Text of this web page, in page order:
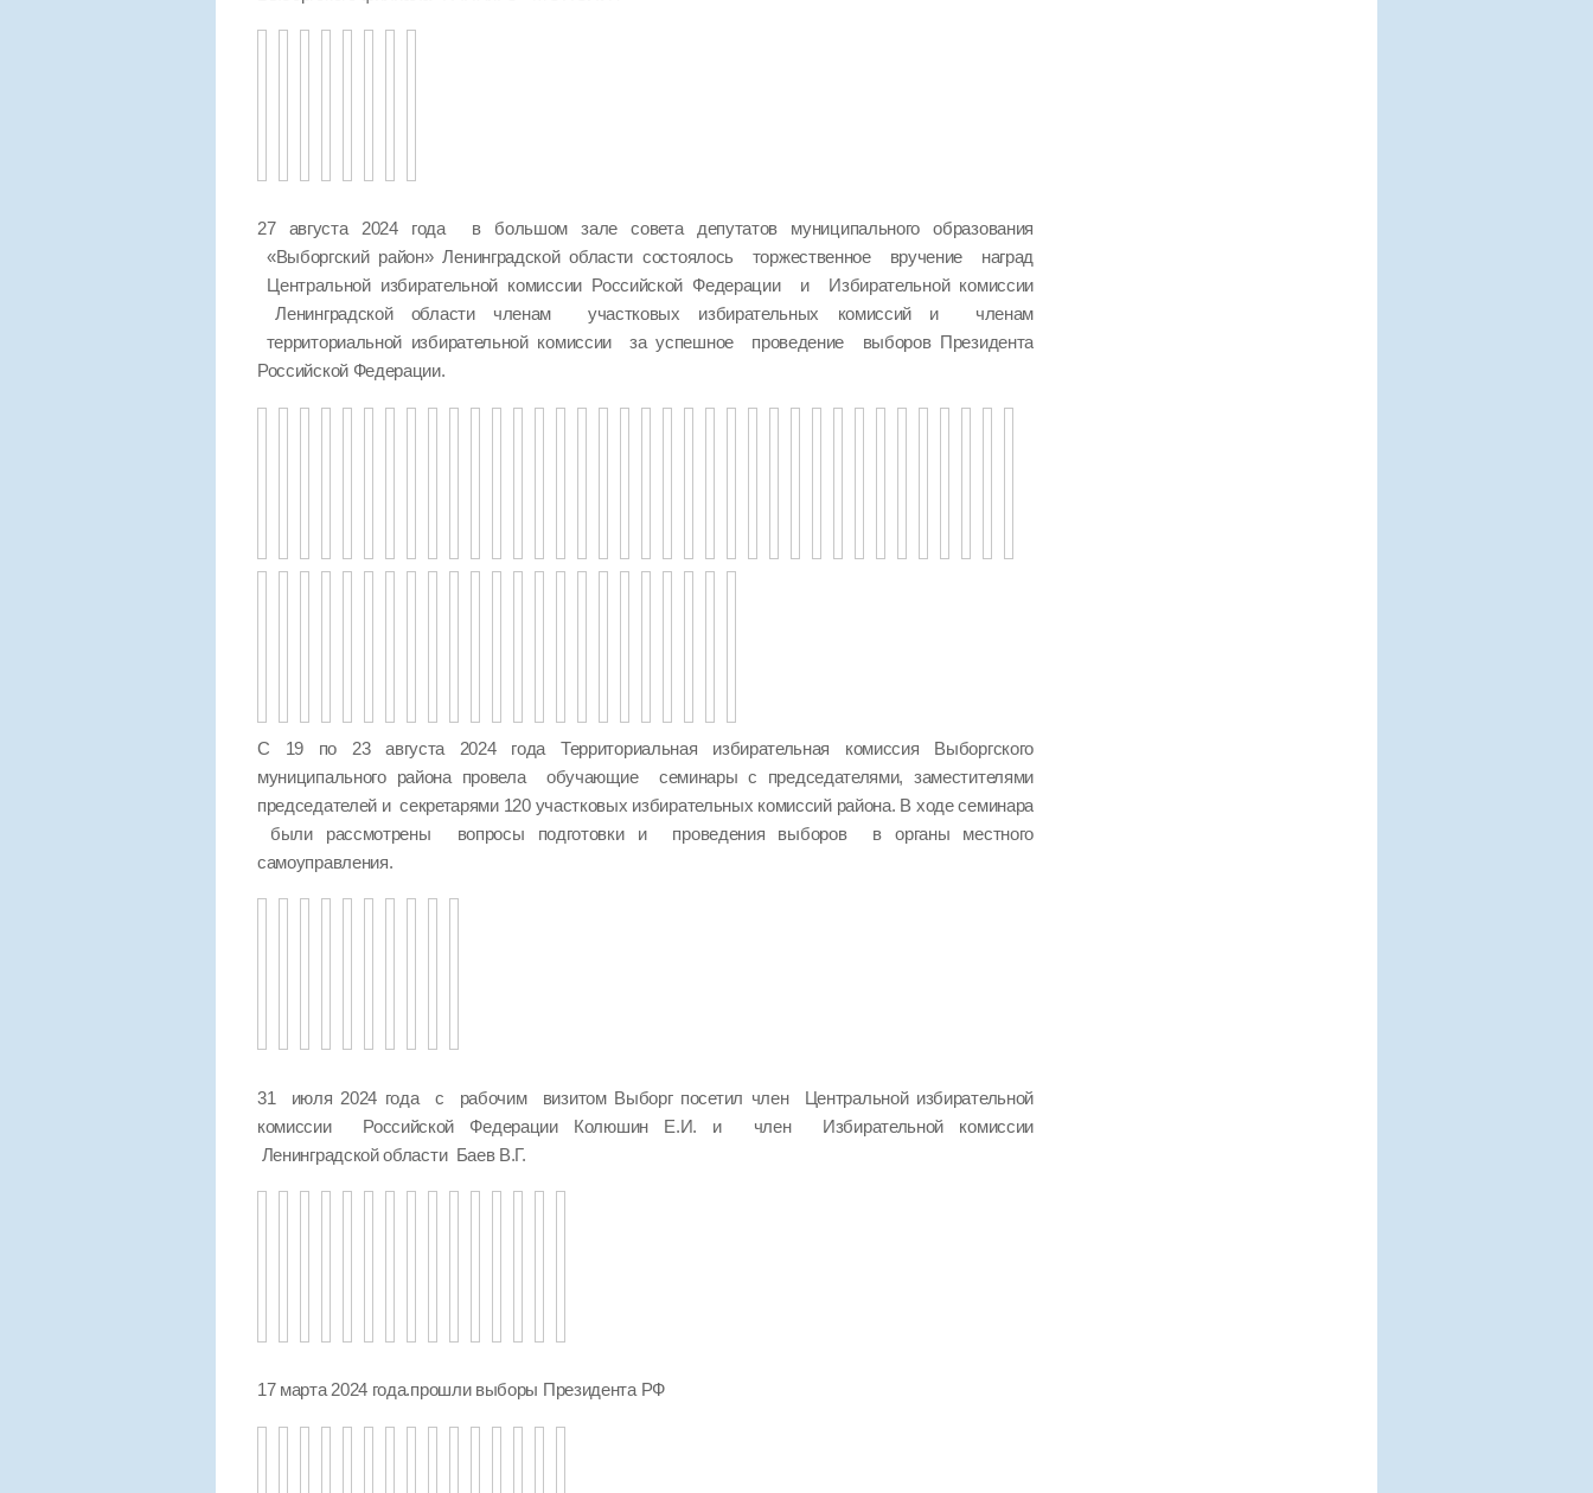
27 августа 2024 года в большом зале совета депутатов муниципального образования
«Выборгский район» Ленинградской области состоялось торжественное вручение наград
Центральной избирательной комиссии Российской Федерации и Избирательной комиссии
Ленинградской области членам участковых избирательных комиссий и членам
территориальной избирательной комиссии за успешное проведение выборов Президента
Российской Федерации.
С 19 по 23 августа 2024 года Территориальная избирательная комиссия Выборгского
муниципального района провела обучающие семинары с председателями, заместителями
председателей и секретарями 120 участковых избирательных комиссий района. В ходе семинара
были рассмотрены вопросы подготовки и проведения выборов в органы местного
самоуправления.
31 июля 2024 года с рабочим визитом Выборг посетил член Центральной избирательной
комиссии Российской Федерации Колюшин Е.И. и член Избирательной комиссии
Ленинградской области Баев В.Г.
17 марта 2024 года.прошли выборы Президента РФ